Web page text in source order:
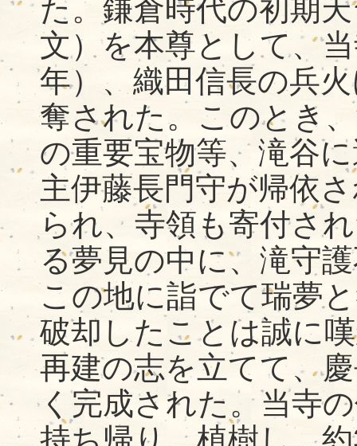
た。鎌倉時代の初期
文）を本尊として、
年）、織田信長の兵
奪された。このとき
の重要宝物等、滝谷
主伊藤長門守が帰依
られ、寺領も寄付さ
る夢見の中に、滝守
この地に詣でて瑞夢
破却したことは誠に
再建の志を立てて、
く完成された。当寺